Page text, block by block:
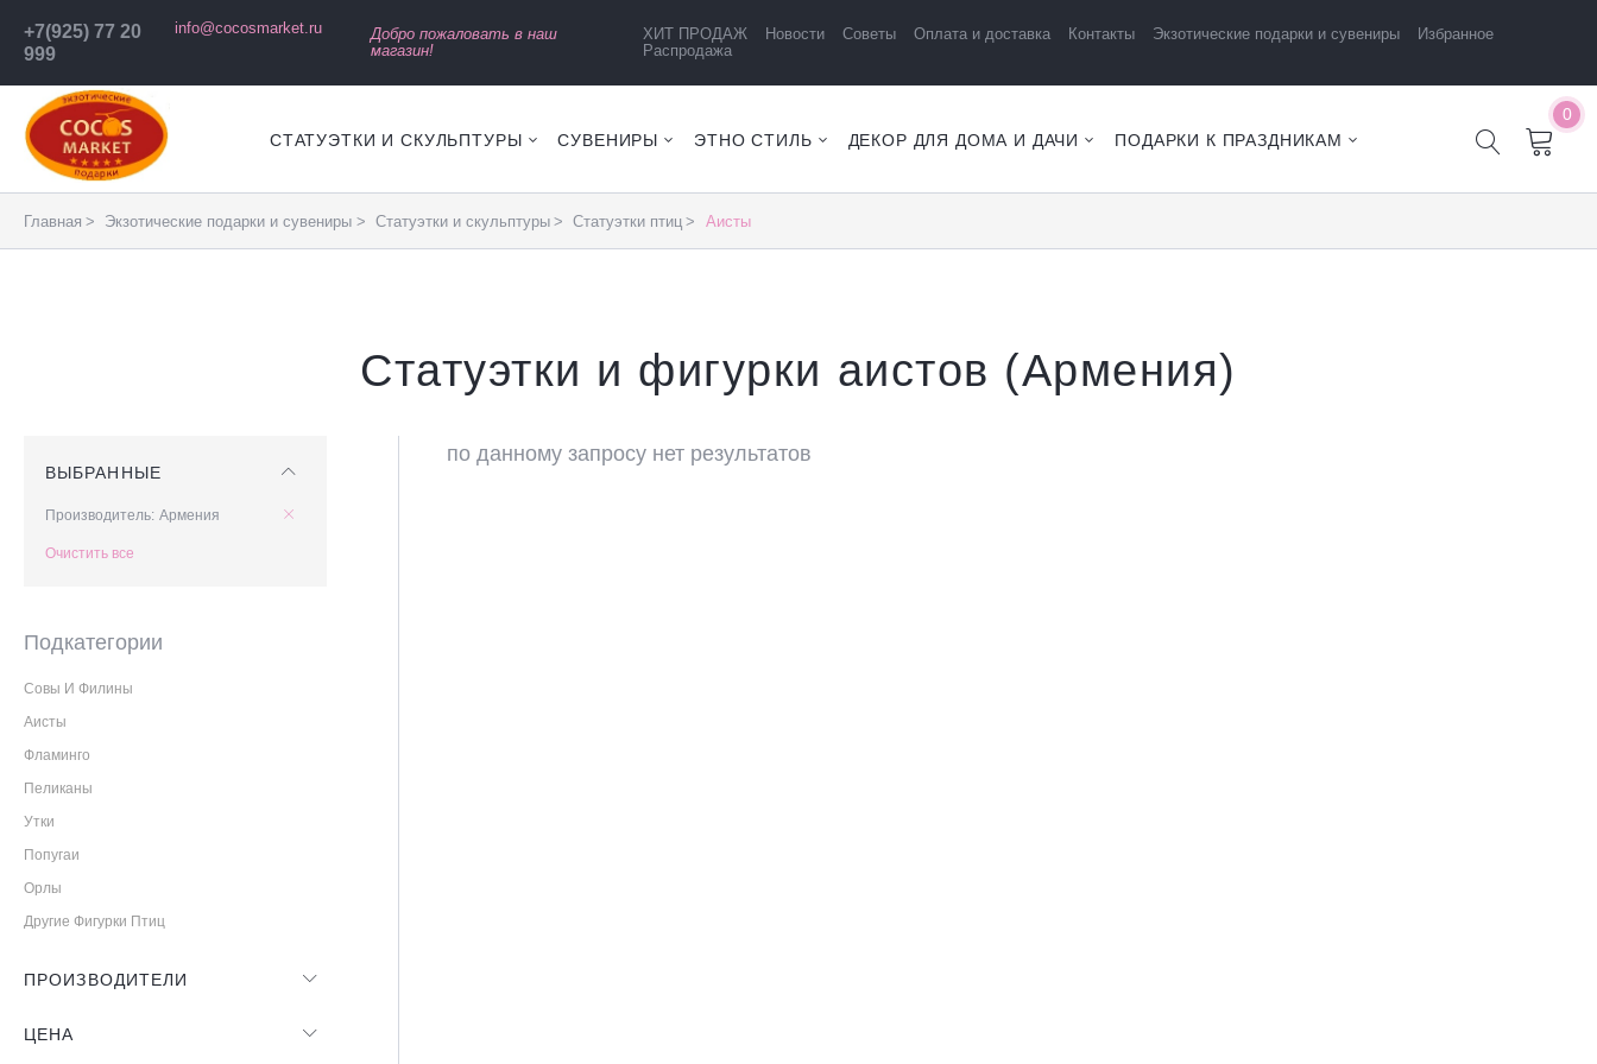
+7(925) 77 20
999
info@cocosmarket.ru
Добро пожаловать в наш
магазин!
ХИТ ПРОДАЖ Новости Советы Оплата и доставка Контакты Экзотические подарки и сувениры
Избранное
Распродажа
СТАТУЭТКИ И СКУЛЬПТУРЫ СУВЕНИРЫ ЭТНО СТИЛЬ ДЕКОР ДЛЯ ДОМА И ДАЧИ ПОДАРКИ К ПРАЗДНИКАМ
0
Главная Экзотические подарки и сувениры Статуэтки и скульптуры Статуэтки птиц Аисты
Статуэтки и фигурки аистов (Армения)
по данному запросу нет результатов
ВЫБРАННЫЕ
Производитель Армения
Очистить все
Подкатегории
Совы И Филины
Аисты
Фламинго
Пеликаны
Утки
Попугаи
Орлы
Другие Фигурки Птиц
ПРОИЗВОДИТЕЛИ
ЦЕНА